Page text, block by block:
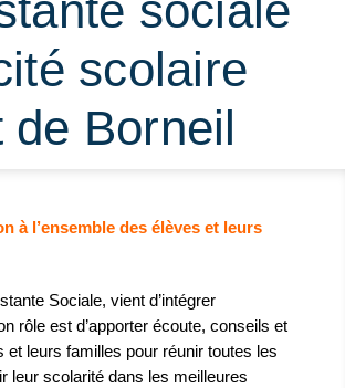
scolaire
de Borneil
à l’ensemble des élèves et leurs
Sociale, vient d’intégrer
rôle est d’apporter écoute, conseils et
et leurs familles pour réunir toutes les
leur scolarité dans les meilleures